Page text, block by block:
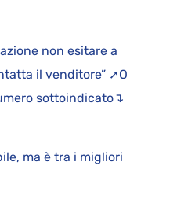
non esitare a
il venditore” ➚O
sottoindicato↴
ma è tra i migliori